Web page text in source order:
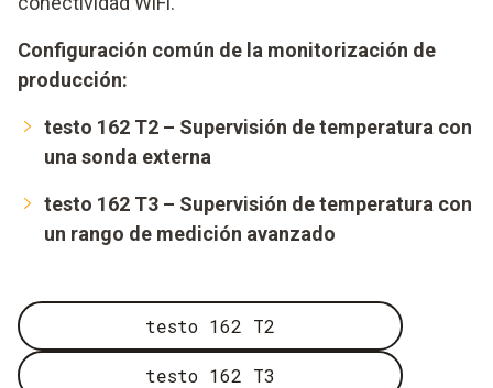
Configuración común de la monitorización de
producción:
testo 162 T2 – Supervisión de temperatura con
una sonda externa
testo 162 T3 – Supervisión de temperatura con
un rango de medición avanzado
testo 162 T2
testo 162 T3